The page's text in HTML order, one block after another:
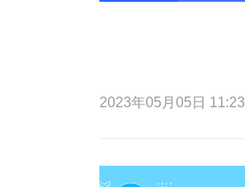
2023年05月05日 11:23